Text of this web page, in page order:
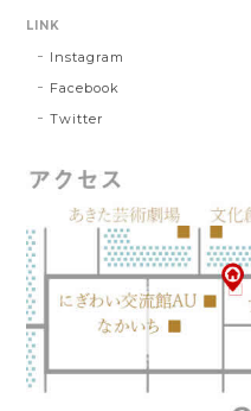
LINK
Instagram
Facebook
Twitter